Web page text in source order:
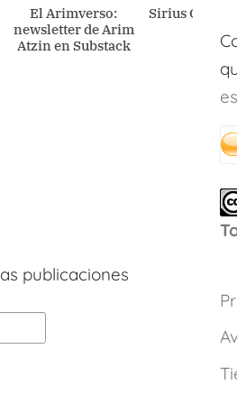
El Arimverso:
newsletter de Arim
Atzin en Substack
Sirius
publicaciones